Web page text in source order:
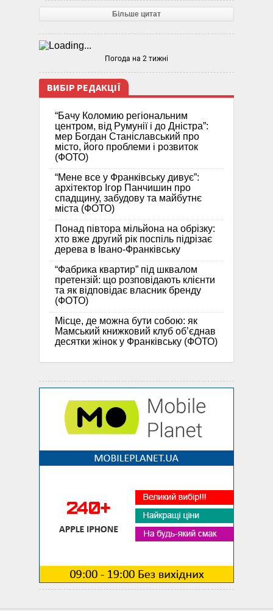
Більше цитат
Погода на 2 тижні
ВИБІР РЕДАКЦІЇ
“Бачу Коломию регіональним
центром, від Румунії і до Дністра”:
мер Богдан Станіславський про
місто, його проблеми і розвиток
(ФОТО)
“Мене все у Франківську дивує”:
архітектор Ігор Панчишин про
спадщину, забудову та майбутнє
міста (ФОТО)
Понад півтора мільйона на обрізку:
хто вже другий рік поспіль підрізає
дерева в Івано-Франківську
“Фабрика квартир” під шквалом
претензій: що розповідають клієнти
та як відповідає власник бренду
(ФОТО)
Місце, де можна бути собою: як
Мамський книжковий клуб об’єднав
десятки жінок у Франківську (ФОТО)